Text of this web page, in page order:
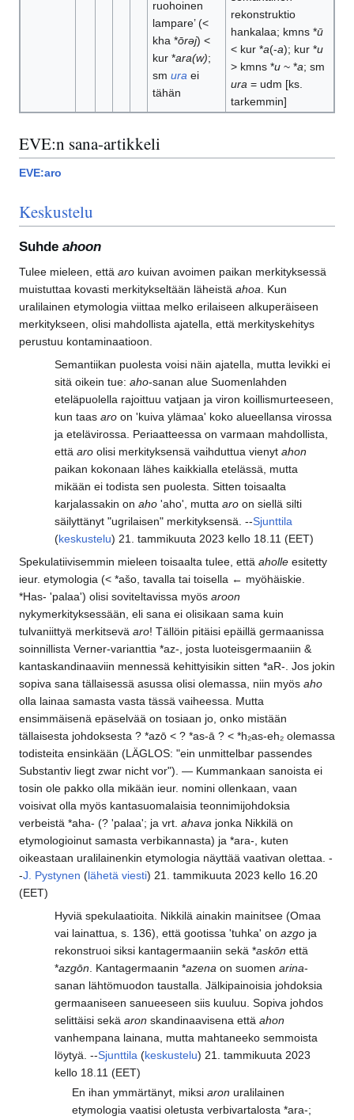
ruohoinen
lampare’ (<
kha *ōrəj) <
kur *ara(w);
sm ura ei
tähän
rekonstruktio
hankalaa; kmns *ū
< kur *a(-a); kur *u
> kmns *u~ *a; sm
ura = udm [ks.
tarkemmin]
EVE:n sana-artikkeli
EVE:aro
Keskustelu
Suhde ahoon
Tulee mieleen, että aro kuivan avoimen paikan merkityksessä
muistuttaa kovasti merkitykseltään läheistä ahoa. Kun
uralilainen etymologia viittaa melko erilaiseen alkuperäiseen
merkitykseen, olisi mahdollista ajatella, että merkityskehitys
perustuu kontaminaatioon.
Semantiikan puolesta voisi näin ajatella, mutta levikki ei
sitä oikein tue: aho-sanan alue Suomenlahden
eteläpuolella rajoittuu vatjaan ja viron koillismurteeseen,
kun taas aroon 'kuiva ylämaa' koko alueellansa virossa
ja etelävirossa. Periaatteessa on varmaan mahdollista,
että aroolisi merkityksensä vaihduttua vienyt ahon
paikan kokonaan lähes kaikkialla etelässä, mutta
mikään ei todista sen puolesta. Sitten toisaalta
karjalassakin on aho'aho', mutta aroon siellä silti
säilyttänyt "ugrilaisen" merkityksensä. --Sjunttila
(keskustelu) 21. tammikuuta 2023 kello 18.11 (EET)
Spekulatiivisemmin mieleen toisaalta tulee, että aholle esitetty
ieur. etymologia (< *ašo, tavalla tai toisella ← myöhäiskie.
*Has- 'palaa') olisi soviteltavissa myös aroon
nykymerkityksessään, eli sana ei olisikaan sama kuin
tulvaniittyä merkitsevä aro! Tällöin pitäisi epäillä germaanissa
soinnillista Verner-varianttia *az-, josta luoteisgermaaniin &
kantaskandinaaviin mennessä kehittyisikin sitten *aR-. Jos jokin
sopiva sana tällaisessä asussa olisi olemassa, niin myös aho
olla lainaa samasta vasta tässä vaiheessa. Mutta
ensimmäisenä epäselvää on tosiaan jo, onko mistään
tällaisesta johdoksesta ? *azō < ? *as-ā ? < *h₂as-eh₂ olemassa
todisteita ensinkään (LÄGLOS: "ein unmittelbar passendes
Substantiv liegt zwar nicht vor"). — Kummankaan sanoista ei
tosin ole pakko olla mikään ieur. nomini ollenkaan, vaan
voisivat olla myös kantasuomalaisia teonnimijohdoksia
verbeistä *aha- (? 'palaa'; ja vrt. ahava jonka Nikkilä on
etymologioinut samasta verbikannasta) ja *ara-, kuten
oikeastaan uralilainenkin etymologia näyttää vaativan olettaa. -
-J. Pystynen (lähetä viesti) 21. tammikuuta 2023 kello 16.20
(EET)
Hyviä spekulaatioita. Nikkilä ainakin mainitsee (Omaa
vai lainattua, s. 136), että gootissa 'tuhka' on azgoja
rekonstruoi siksi kantagermaaniin sekä *askōn että
*azgōn. Kantagermaanin *azenaon suomen arina-
sanan lähtömuodon taustalla. Jälkipainoisia johdoksia
germaaniseen sanueeseen siis kuuluu. Sopiva johdos
selittäisi sekä aron skandinaavisena että ahon
vanhempana lainana, mutta mahtaneeko semmoista
löytyä. --Sjunttila(keskustelu) 21. tammikuuta 2023
kello 18.11 (EET)
En ihan ymmärtänyt, miksiaron uralilainen
etymologia vaatisi oletusta verbivartalosta *ara-;